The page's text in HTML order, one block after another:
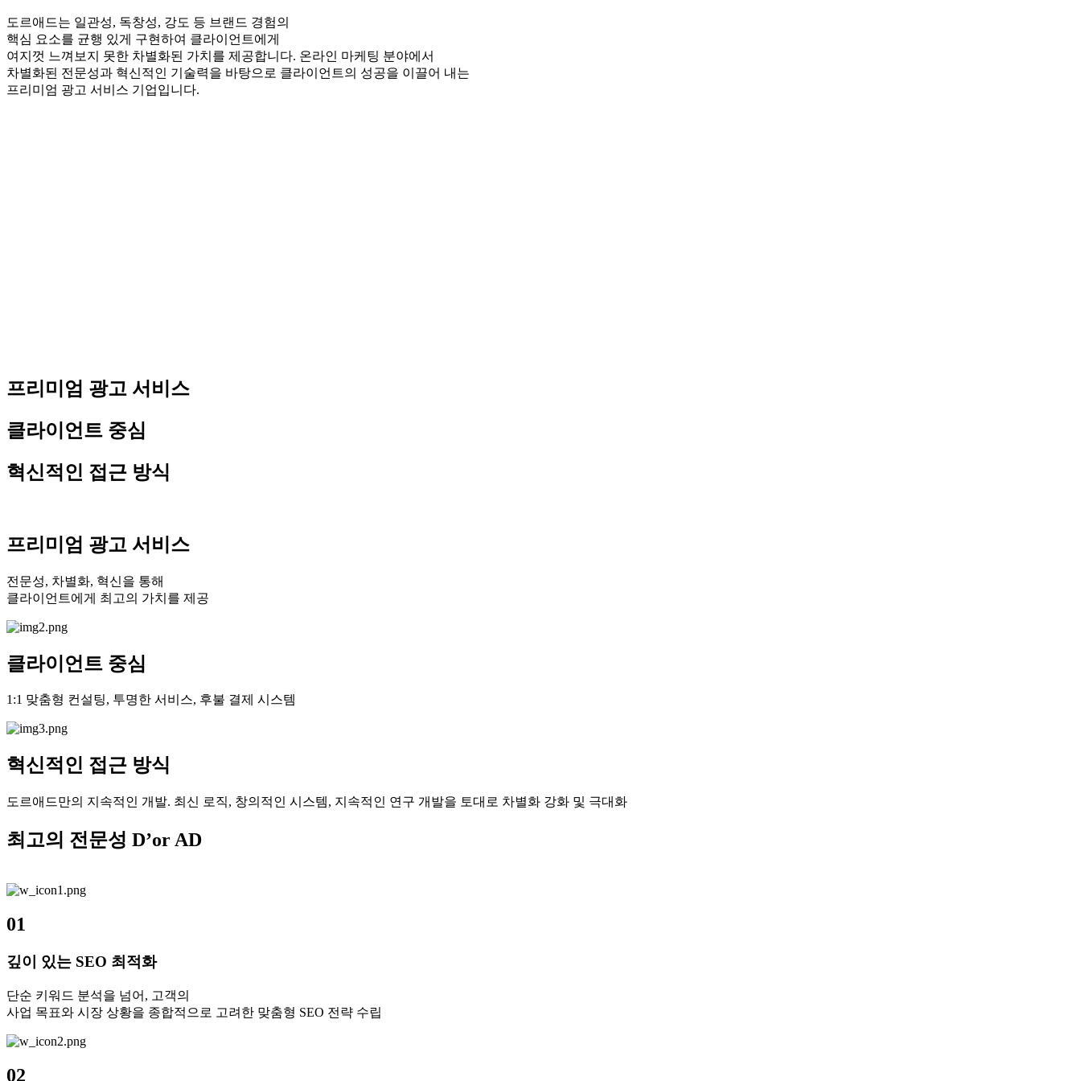
도르애드는 일관성, 독창성, 강도 등 브랜드 경험의
핵심 요소를 균행 있게 구현하여 클라이언트에게
여지껏 느껴보지 못한 차별화된 가치를 제공합니다. 온라인 마케팅 분야에서
차별화된 전문성과 혁신적인 기술력을 바탕으로 클라이언트의 성공을 이끌어 내는
프리미엄 광고 서비스 기업입니다.
프리미엄 광고 서비스
클라이언트 중심
혁신적인 접근 방식
프리미엄 광고 서비스
전문성, 차별화, 혁신을 통해
클라이언트에게 최고의 가치를 제공
클라이언트 중심
1:1 맞춤형 컨설팅, 투명한 서비스, 후불 결제 시스템
혁신적인 접근 방식
도르애드만의 지속적인 개발. 최신 로직, 창의적인 시스템, 지속적인 연구 개발을 토대로 차별화 강화 및 극대화
최고의 전문성 D’or AD
01
깊이 있는 SEO 최적화
단순 키워드 분석을 넘어, 고객의
사업 목표와 시장 상황을 종합적으로 고려한 맞춤형 SEO 전략 수립
02